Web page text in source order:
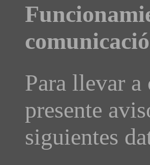
Para llevar a
presente
siguientes